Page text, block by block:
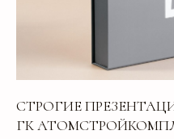
СТРОГИЕ
ГК